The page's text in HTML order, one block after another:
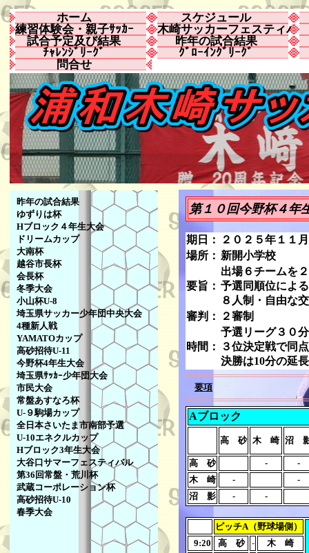
ホーム
スケジュール
練習体験会・親子ｻｯｶｰ
木崎サッカーフェスティバル
試合予定及び結果
昨年の試合結果
ﾁｬﾚﾝｼﾞﾘｰｸﾞ
ｸﾞﾛｰｲﾝｸﾞﾘｰｸﾞ
問合せ
昨年の試合結果
ゆずりは杯
Hブロック４年生大会
ドリームカップ
大南杯
越谷市長杯
会長杯
冬季大会
小山杯U-8
埼玉県サッカー少年団中央大会
4種新人戦
YAMATOカップ
高砂招待U-11
今野杯4年生大会
埼玉県ｻｯｶｰ少年団大会
市民大会
常盤あすなろ杯
U-９駒場カップ
全日本さいたま市南部予選
U-10エネクルカップ
Hブロック3年生大会
大谷口サマーフェスティバル
第36回常盤・荒川杯
武蔵コーポレーション杯
高砂招待U-10
春季大会
第１０回今野杯４年
期日：
２０２５年１１
場所： 新開小学校
要旨：
出場６チームを
予選同順位によ
８人制・自由な
審判：
２審制
時間：
予選リーグ３０
３位決定戦で同
決勝は10分の延
要項
Aブロック
高 砂 木 崎 沼
高 砂 -
-
木 崎
-
-
沼 影
- -
ピッチA（野球場側）
9:20
高 砂 -
木 崎